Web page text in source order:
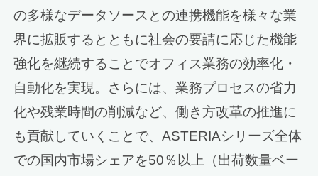
の多様なデータソースとの連携機能を様々な業
界に拡販するとともに社会の要請に応じた機能
強化を継続することでオフィス業務の効率化・
自動化を実現。さらには、業務プロセスの省力
化や残業時間の削減など、働き方改革の推進に
も貢献していくことで、ASTERIAシリーズ全体
での国内市場シェアを50％以上（出荷数量ベー